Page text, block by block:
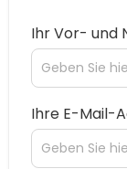
Ihr Vor- und
Ihre E-Mail-